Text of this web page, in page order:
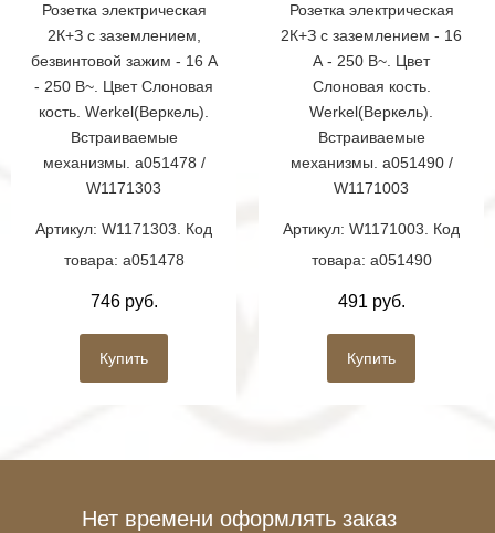
Розетка электрическая
2К+З с заземлением,
безвинтовой зажим - 16 А
- 250 В~. Цвет Слоновая
кость. Werkel(Веркель).
Встраиваемые
механизмы. a051478 /
W1171303
Артикул: W1171303. Код
товара: a051478
746 руб.
Купить
Розетка электрическая
2К+З с заземлением - 16
А - 250 В~. Цвет
Слоновая кость.
Werkel(Веркель).
Встраиваемые
механизмы. a051490 /
W1171003
Артикул: W1171003. Код
товара: a051490
491 руб.
Купить
Нет времени оформлять заказ